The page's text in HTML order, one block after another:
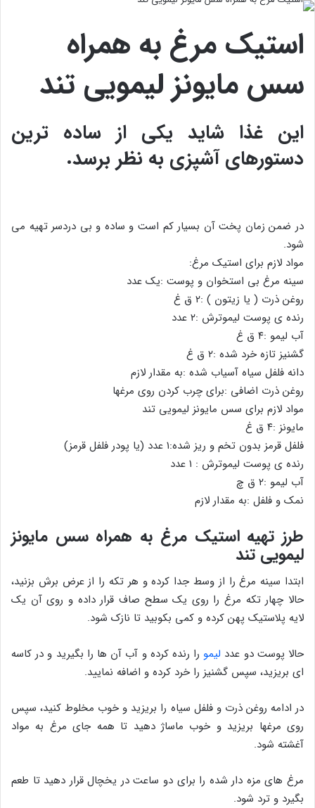
استیک مرغ به همراه
سس مایونز لیمویی تند
این غذا شاید یکی از ساده ترین
دستورهای آشپزی به نظر برسد.
در ضمن زمان پخت آن بسیار کم است و ساده و بی دردسر تهیه می
شود.
مواد لازم برای استیک مرغ:
سینه مرغ بی استخوان و پوست :یک عدد
روغن ذرت ( یا زیتون ) :۲ ق غ
رنده ی پوست لیموترش :۲ عدد
آب لیمو :۴ ق غ
گشنیز تازه خرد شده :۲ ق غ
دانه فلفل سیاه آسیاب شده :به مقدار لازم
روغن ذرت اضافی :برای چرب کردن روی مرغها
مواد لازم برای سس مایونز لیمویی تند
مایونز :۴ ق غ
فلفل قرمز بدون تخم و ریز شده:۱ عدد (یا پودر فلفل قرمز)
رنده ی پوست لیموترش : ۱ عدد
آب لیمو :۲ ق چ
نمک و فلفل :به مقدار لازم
طرز تهیه استیک مرغ به همراه سس مایونز
لیمویی تند
ابتدا سینه مرغ را از وسط جدا کرده و هر تکه را از عرض برش بزنید،
حالا چهار تکه مرغ را روی یک سطح صاف قرار داده و روی آن یک
لایه پلاستیک پهن کرده و کمی بکوبید تا نازک شود.
حالا پوست دو عدد لیمو را رنده کرده و آب آن ها را بگیرید و در کاسه
ای بریزید، سپس گشنیز را خرد کرده و اضافه نمایید.
در ادامه روغن ذرت و فلفل سیاه را بریزید و خوب مخلوط کنید، سپس
روی مرغها بریزید و خوب ماساژ دهید تا همه جای مرغ به مواد
آغشته شود.
مرغ های مزه دار شده را برای دو ساعت در یخچال قرار دهید تا طعم
بگیرد و ترد شود.